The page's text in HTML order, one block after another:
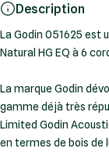
Description
La Godin 051625 est
Natural HG EQ à 6
La marque Godin
gamme déjà très
Limited Godin
en termes de bois de